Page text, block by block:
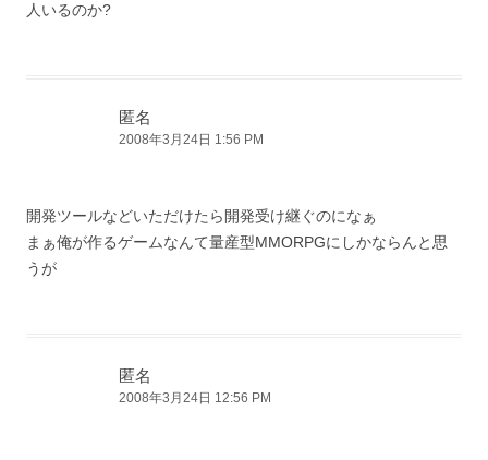
人いるのか?
匿名
2008年3月24日 1:56 PM
開発ツールなどいただけたら開発受け継ぐのになぁ
まぁ俺が作るゲームなんて量産型MMORPGにしかならんと思
うが
匿名
2008年3月24日 12:56 PM